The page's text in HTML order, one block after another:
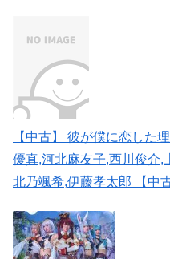
【中古】 彼が僕に恋し
優真,河北麻友子,西川俊介,
北乃颯希,伊藤孝太郎 【中